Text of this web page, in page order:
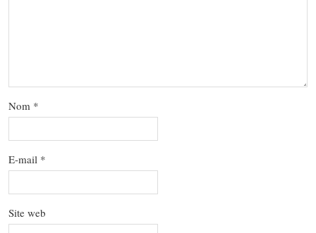
Nom *
E-mail *
Site web